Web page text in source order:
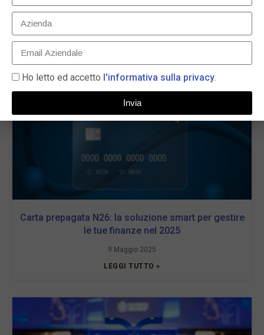
Prestito online: soluzioni flessibili per ogni esigenza
Carta prepagata N26: la soluzione smart per gestire
le tue finanze nel 2025
9 Maggio 2025
LEGGI TUTTO »
Ho letto ed accetto l'informativa sulla privacy.
Invia